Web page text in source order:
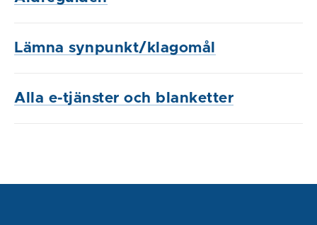
Lämna synpunkt/klagomål
Alla e-tjänster och blanketter